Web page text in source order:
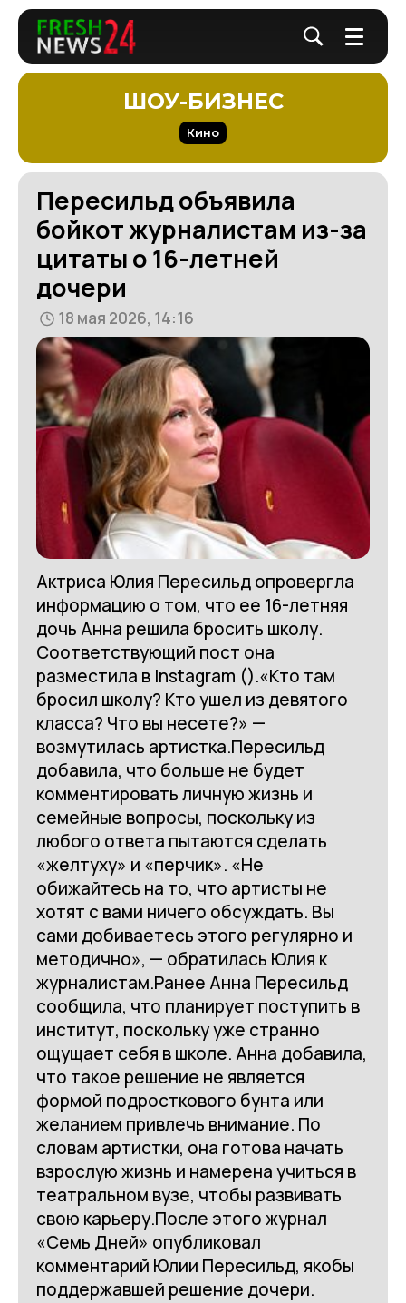
ШОУ-БИЗНЕС
Кино
Пересильд объявила
бойкот журналистам из-за
цитаты о 16-летней
дочери
18 мая 2026, 14:16
Актриса Юлия Пересильд опровергла
информацию о том, что ее 16-летняя
дочь Анна решила бросить школу.
Соответствующий пост она
разместила в Instagram ().«Кто там
бросил школу? Кто ушел из девятого
класса? Что вы несете?» —
возмутилась артистка.Пересильд
добавила, что больше не будет
комментировать личную жизнь и
семейные вопросы, поскольку из
любого ответа пытаются сделать
«желтуху» и «перчик». «Не
обижайтесь на то, что артисты не
хотят с вами ничего обсуждать. Вы
сами добиваетесь этого регулярно и
методично», — обратилась Юлия к
журналистам.Ранее Анна Пересильд
сообщила, что планирует поступить в
институт, поскольку уже странно
ощущает себя в школе. Анна добавила,
что такое решение не является
формой подросткового бунта или
желанием привлечь внимание. По
словам артистки, она готова начать
взрослую жизнь и намерена учиться в
театральном вузе, чтобы развивать
свою карьеру.После этого журнал
«Семь Дней» опубликовал
комментарий Юлии Пересильд, якобы
поддержавшей решение дочери.